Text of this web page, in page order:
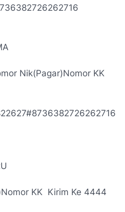
Nik(Pagar)Nomor KK
KK Kirim Ke 4444